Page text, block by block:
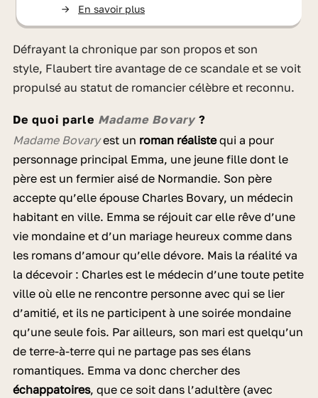
-> En savoir plus
Défrayant la chronique par son propos et son
style, Flaubert tire avantage de ce scandale et se voit
propulsé au statut de romancier célèbre et reconnu.
De quoi parle Madame Bovary?
Madame Bovaryest un roman réalistequi a pour
personnage principal Emma, une jeune fille dont le
père est un fermier aisé de Normandie. Son père
accepte qu’elle épouse Charles Bovary, un médecin
habitant en ville. Emma se réjouit car elle rêve d’une
vie mondaine et d’un mariage heureux comme dans
les romans d’amour qu’elle dévore. Mais la réalité va
la décevoir : Charles est le médecin d’une toute petite
ville où elle ne rencontre personne avec qui se lier
d’amitié, et ils ne participent à une soirée mondaine
qu’une seule fois. Par ailleurs, son mari est quelqu’un
de terre-à-terre qui ne partage pas ses élans
romantiques. Emma va donc chercher des
échappatoires, que ce soit dans l’adultère (avec